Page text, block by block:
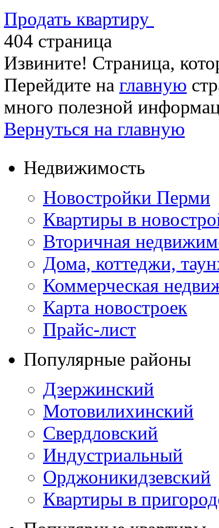
Продать квартиру
404 страница
Извините! Страница,
Перейдите на главную
много полезной
Вернуться на главную
Недвижимость
Новостройки Перми
Квартиры в
Вторичная
Дома, коттеджи,
Коммерческая
Карта новостроек
Прайс-лист
Популярные районы
Дзержинский
Мотовилихинский
Свердловский
Индустриальный
Орджоникидзевский
Квартиры в